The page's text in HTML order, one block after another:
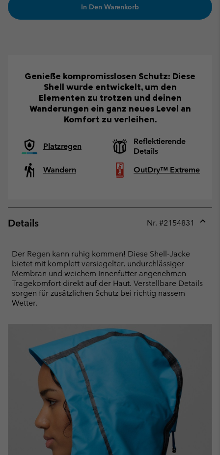
In Den Warenkorb
Genieße kompromisslosen Schutz: Diese
Shell wurde entwickelt, um den
Elementen zu trotzen und deinen
Wanderungen ein ganz neues Level an
Komfort zu verleihen.
Platzregen
Reflektierende
Details
Wandern
OutDry™ Extreme
Details Nr. #2154831
Der Regen kann ruhig kommen! Diese Shell-Jacke
bietet mit komplett versiegelter, undurchlässiger
Membran und weichem Innenfutter angenehmen
Tragekomfort direkt auf der Haut. Verstellbare Details
sorgen für zusätzlichen Schutz bei richtig nassem
Wetter.